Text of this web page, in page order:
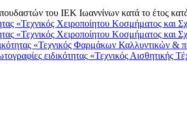
του ΙΕΚ Ιωαννίνων κατά το έτος
«Τεχνικός Χειροποίητου Κοσμήματος και
«Τεχνικός Χειροποίητου Κοσμήματος και
«Τεχνικός Φαρμάκων Καλλυντικών &
ειδικότητας «Τεχνικός Αισθητικής